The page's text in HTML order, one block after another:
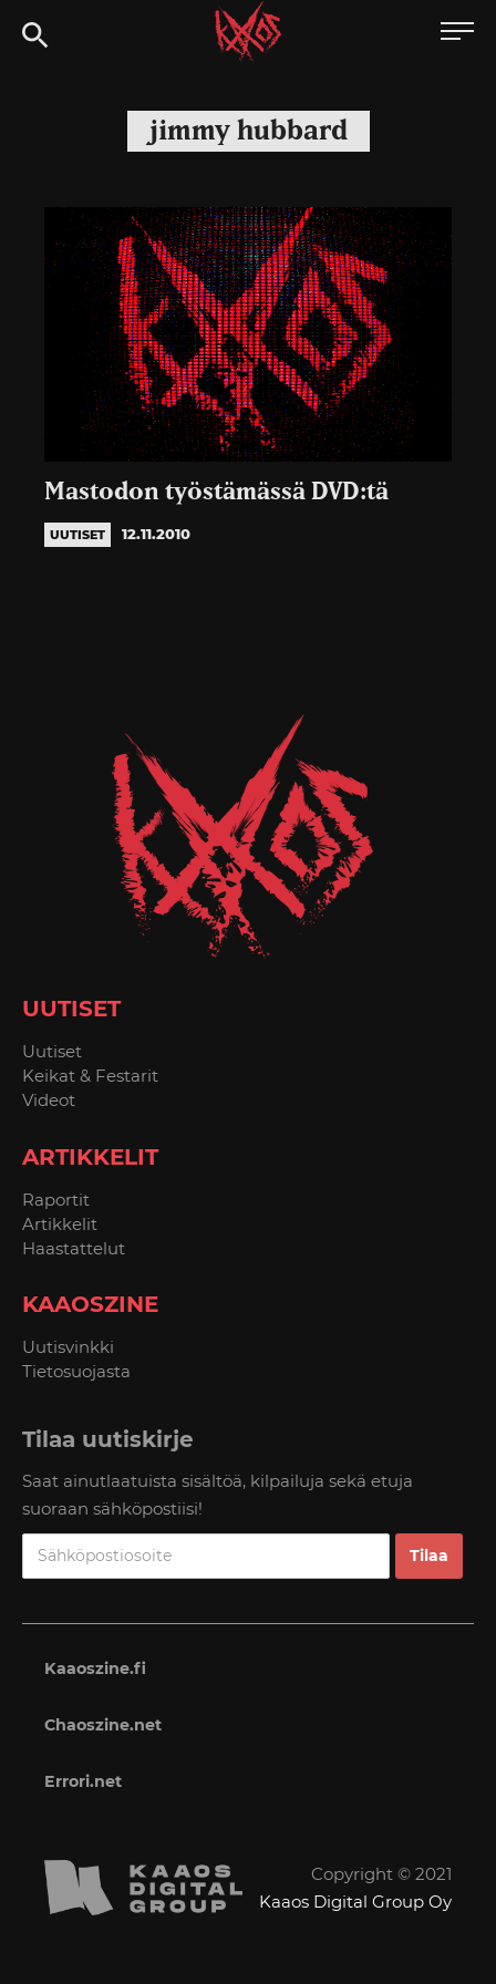
Siirry
suoraan
Kaaoszine
jimmy hubbard
Mastodon työstämässä DVD:tä
UUTISET 12.11.2010
UUTISET
Uutiset
Keikat & Festarit
Videot
ARTIKKELIT
Raportit
Artikkelit
Haastattelut
KAAOSZINE
Uutisvinkki
Tietosuojasta
Tilaa uutiskirje
Saat ainutlaatuista sisältöä, kilpailuja sekä etuja
suoraan sähköpostiisi!
Kaaoszine.fi
Chaoszine.net
Errori.net
Copyright © 2021
Kaaos Digital Group Oy